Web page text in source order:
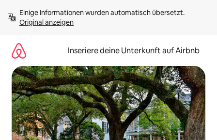
Inhalten
springenOriginal anzeigen
Inseriere deine Unterkunft auf Airbnb